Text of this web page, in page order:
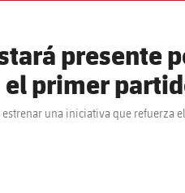
presente
el primer
una iniciativa que refuerza